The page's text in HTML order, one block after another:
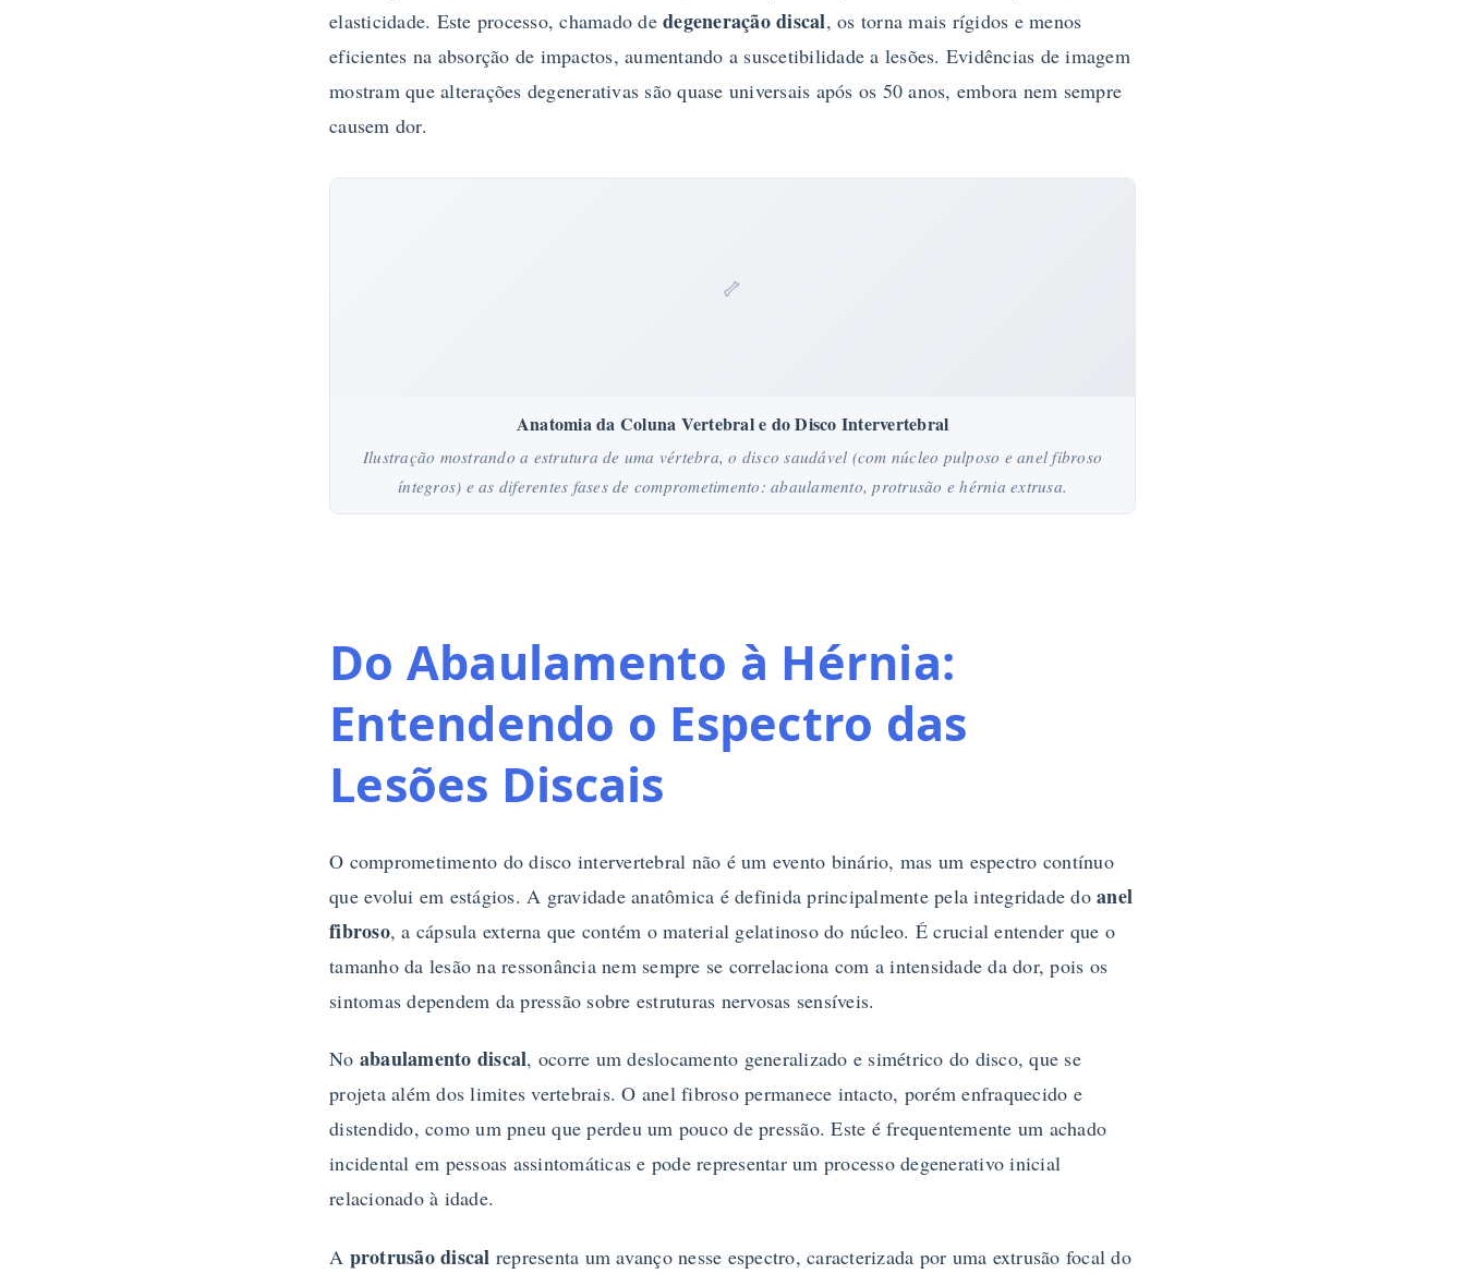
elasticidade. Este processo, chamado de degeneração discal, os torna mais rígidos e menos
eficientes na absorção de impactos, aumentando a suscetibilidade a lesões. Evidências de imagem
mostram que alterações degenerativas são quase universais após os 50 anos, embora nem sempre
causem dor.
🦴
Anatomia da Coluna Vertebral e do Disco Intervertebral
Ilustração mostrando a estrutura de uma vértebra, o disco saudável (com núcleo pulposo e anel fibroso
íntegros) e as diferentes fases de comprometimento: abaulamento, protrusão e hérnia extrusa.
Do Abaulamento à Hérnia:
Entendendo o Espectro das
Lesões Discais
O comprometimento do disco intervertebral não é um evento binário, mas um espectro contínuo
que evolui em estágios. A gravidade anatômica é definida principalmente pela integridade do anel
fibroso, a cápsula externa que contém o material gelatinoso do núcleo. É crucial entender que o
tamanho da lesão na ressonância nem sempre se correlaciona com a intensidade da dor, pois os
sintomas dependem da pressão sobre estruturas nervosas sensíveis.
No abaulamento discal, ocorre um deslocamento generalizado e simétrico do disco, que se
projeta além dos limites vertebrais. O anel fibroso permanece intacto, porém enfraquecido e
distendido, como um pneu que perdeu um pouco de pressão. Este é frequentemente um achado
incidental em pessoas assintomáticas e pode representar um processo degenerativo inicial
relacionado à idade.
A protrusão discal representa um avanço nesse espectro, caracterizada por uma extrusão focal do